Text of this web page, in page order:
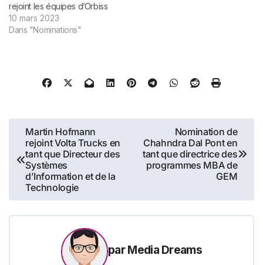
rejoint les équipes d’Orbiss
et aura pour mission de
renforcer le développement
février 2023 - Orbiss,
cabinet d’expertise
entreprises…
10 mars 2023
Dans "Nominations"
Navigation
de
l’article
Martin Hofmann
rejoint Volta Trucks en
tant que Directeur des
Systèmes
d’Information et de la
Technologie
Nomination de
Chahndra Dal Pont en
tant que directrice des
programmes MBA de
GEM
parMedia Dreams